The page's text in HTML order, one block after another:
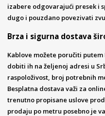
izabere odgovarajući presek i
dugo i pouzdano povezivati
Brza i sigurna dostava
Kablove možete poručiti
dobiti ih na željenoj adresi u
raspoloživost, broj potrebnih
Besplatna dostava važi za
trenutno propisane uslove
prodaju po metru posebno je